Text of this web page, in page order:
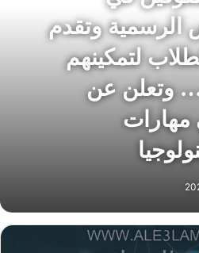
وتقدم
لتمكينهم
وتعلن عن
مهارات